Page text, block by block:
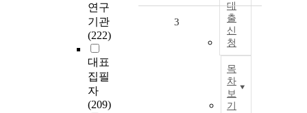
연구
기관
(222)
대표
집필
자
(209)
대
출
신
청
목
차
보
기
3